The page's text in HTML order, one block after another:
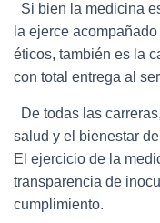
Si bien la medicina
la ejerce
éticos, también es la
con total entrega al
De todas las
salud y el bienestar
El ejercicio de la
transparencia de
cumplimiento.